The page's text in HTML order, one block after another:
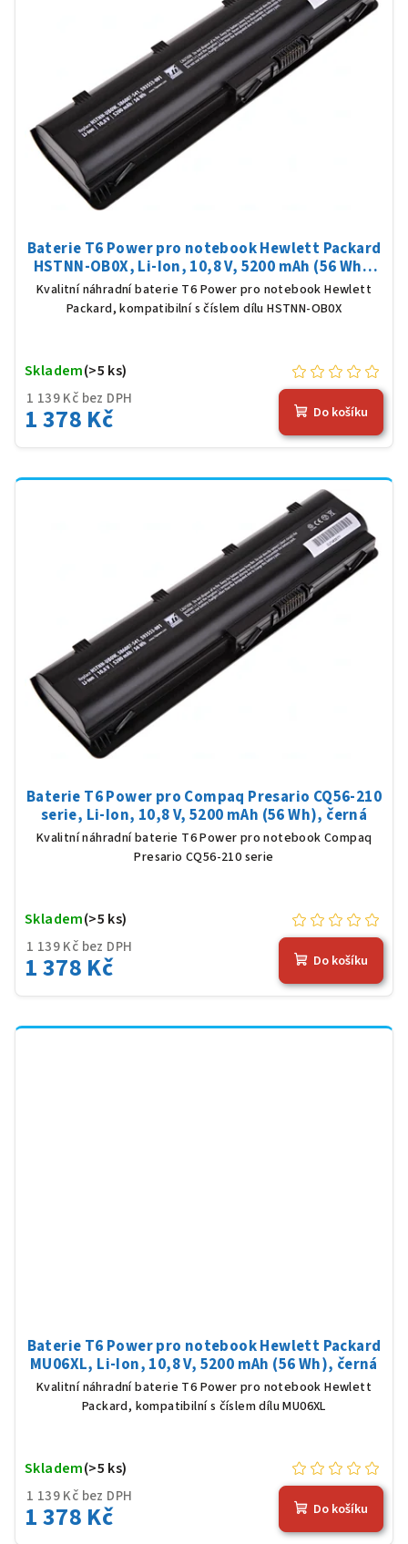
Baterie T6 Power pro notebook Hewlett Packard
HSTNN-OB0X, Li-Ion, 10,8 V, 5200 mAh (56 Wh),
černá
Kvalitní náhradní baterie T6 Power pro notebook Hewlett
Packard, kompatibilní s číslem dílu HSTNN-OB0X
1 139 Kč bez DPH
1 378 Kč
Skladem(>5 ks)
Do košíku
Baterie T6 Power pro Compaq Presario CQ56-210
serie, Li-Ion, 10,8 V, 5200 mAh (56 Wh), černá
Kvalitní náhradní baterie T6 Power pro notebook Compaq
Presario CQ56-210 serie
1 139 Kč bez DPH
1 378 Kč
Skladem(>5 ks)
Do košíku
Baterie T6 Power pro notebook Hewlett Packard
MU06XL, Li-Ion, 10,8 V, 5200 mAh (56 Wh), černá
Kvalitní náhradní baterie T6 Power pro notebook Hewlett
Packard, kompatibilní s číslem dílu MU06XL
1 139 Kč bez DPH
1 378 Kč
Skladem(>5 ks)
Do košíku